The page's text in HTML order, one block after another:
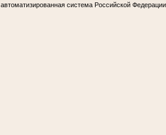
система Российской